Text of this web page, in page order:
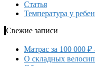
Статья
Температура у
Свежие записи
Матрас за 100 000 ₽
О складных